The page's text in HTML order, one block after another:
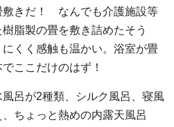
敷きだ！ なんでも介護施設等
脂製の畳を敷き詰めたそう
くく感触も温かい。浴室が畳
ここだけのはず！
呂が2種類、シルク風呂、寝風
ちょっと熱めの内露天風呂